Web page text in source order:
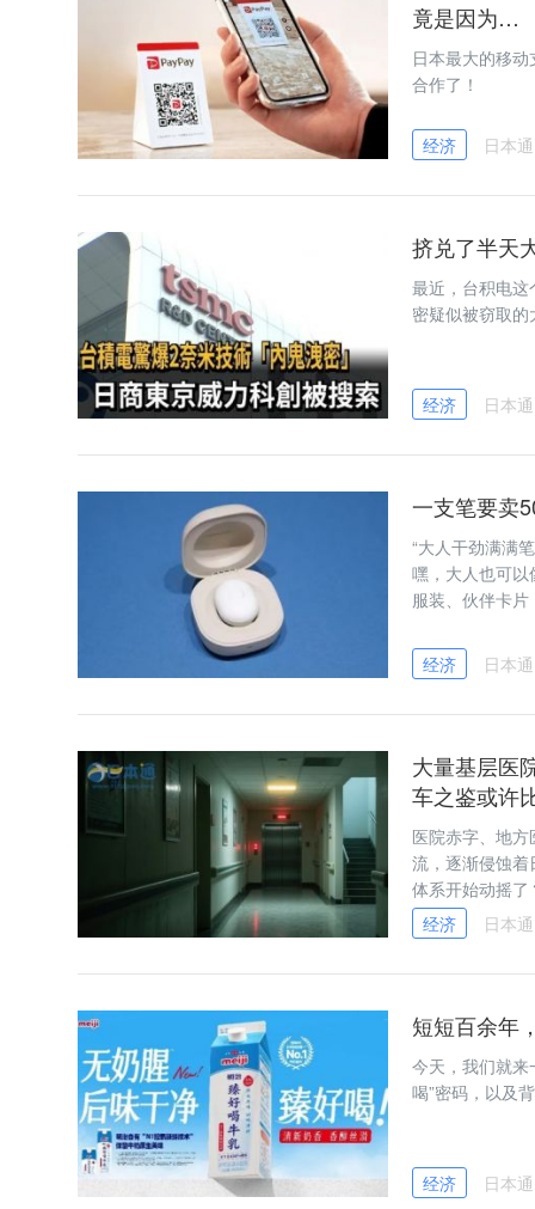
竟是因为…
日本最大的移
合作了！
经济 日本通
挤兑了半天
最近，台积电这
密疑似被窃取的
经济 日本通
一支笔要卖
“大人干劲满满
嘿，大人也可
服装、伙伴卡
经济 日本通
大量基层医
车之鉴或许
医院赤字、地
流，逐渐侵蚀
体系开始动摇了
经济
日本通
短短百余年
今天，我们就来
喝”密码，以及
经济 日本通